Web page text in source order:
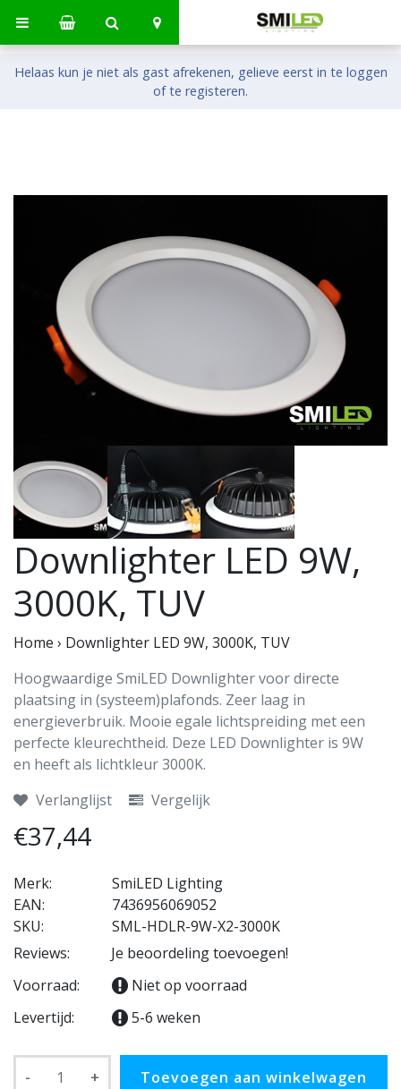
Helaas kun je niet als gast afrekenen, gelieve eerst in te loggen
of te registeren.
Downlighter LED 9W,
3000K, TUV
Home › Downlighter LED 9W, 3000K, TUV
Hoogwaardige SmiLED Downlighter voor directe
plaatsing in (systeem)plafonds. Zeer laag in
energieverbruik. Mooie egale lichtspreiding met een
perfecte kleurechtheid. Deze LED Downlighter is 9W
en heeft als lichtkleur 3000K.
Verlanglijst
Vergelijk
€37,44
Merk:
SmiLED Lighting
EAN:
7436956069052
SKU:
SML-HDLR-9W-X2-3000K
Reviews:
Je beoordeling toevoegen!
Voorraad:
Niet op voorraad
Levertijd:
5-6 weken
- + Toevoegen aan winkelwagen